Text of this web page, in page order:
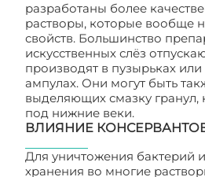
разработаны более
растворы, которые вообще
свойств. Большинство
искусственных слёз
производят в пузырьках
ампулах. Они могут быть
выделяющих смазку гранул,
под нижние веки.
ВЛИЯНИЕ
Для уничтожения бактерий
хранения во многие